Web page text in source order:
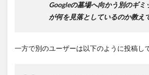
Googleの墓場へ向かう別のギミ
が何を見落としているのか教え
一方で別のユーザーは以下のように投稿し